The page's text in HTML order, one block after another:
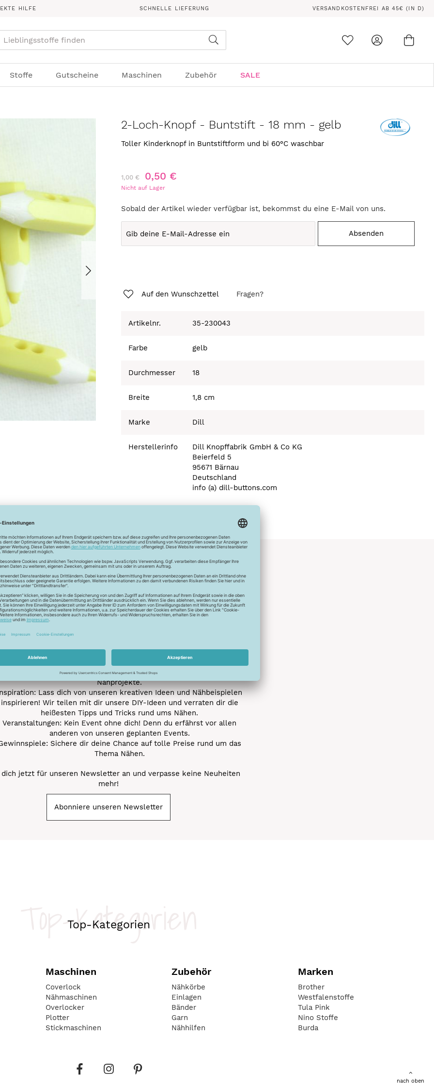
HILFE SCHNELLE LIEFERUNG VERSANDKOSTENFREI AB 45€ (IN D)
Stoffe Gutscheine Maschinen Zubehör SALE
2-Loch-Knopf - Buntstift - 18 mm - gelb
Toller Kinderknopf in Buntstiftform und bi 60°C waschbar
1,00 € 0,50 €
Nicht auf Lager
Sobald der Artikel wieder verfügbar ist, bekommst du eine E-Mail von uns.
Absenden
Auf den Wunschzettel Fragen?
Artikelnr. 35-230043
Farbe gelb
Durchmesser 18
Breite 1,8 cm
Marke Dill
Herstellerinfo
Dill Knopffabrik GmbH & Co KG
Beierfeld 5
95671 Bärnau
Deutschland
info (a) dill-buttons.com
Unser Newsletter
Newsletter
jetzt unseren exklusiven Newsletter und profitiere von zahlreichen
von unseren Aktionen und Rabatten!
Neue Stoffe entdecken: Wir informieren dich regelmäßig über die
neuesten Stofftrends der Saison. Plane mit uns deine neuen
Nähprojekte.
Lass dich von unseren kreativen Ideen und Nähbeispielen
inspirieren! Wir teilen mit dir unsere DIY-Ideen und verraten dir die
heißesten Tipps und Tricks rund ums Nähen.
Veranstaltungen: Kein Event ohne dich! Denn du erfährst vor allen
anderen von unseren geplanten Events.
Sichere dir deine Chance auf tolle Preise rund um das
Thema Nähen.
dich jetzt für unseren Newsletter an und verpasse keine Neuheiten
mehr!
Abonniere unseren Newsletter
Top-Kategorien
Top-Kategorien
Maschinen
Coverlock
Nähmaschinen
Overlocker
Plotter
Stickmaschinen
Zubehör
Nähkörbe
Einlagen
Bänder
Garn
Nähhilfen
Marken
Brother
Westfalenstoffe
Tula Pink
Nino Stoffe
Burda
nach oben